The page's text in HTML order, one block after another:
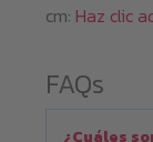
cm: Haz clic
FAQs
¿Cuáles